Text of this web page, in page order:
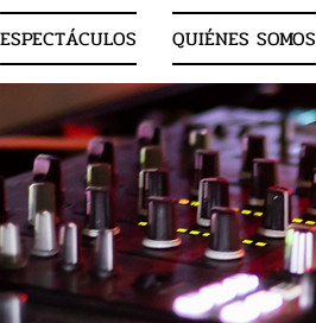
ESPECTÁCULOS QUIÉNES SOMOS